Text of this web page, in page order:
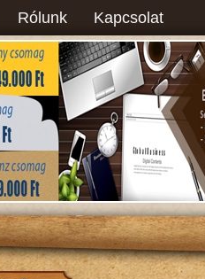
Rólunk Kapcsolat